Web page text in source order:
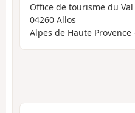
Office de tourisme du Val
04260 Allos
Alpes de Haute Provence